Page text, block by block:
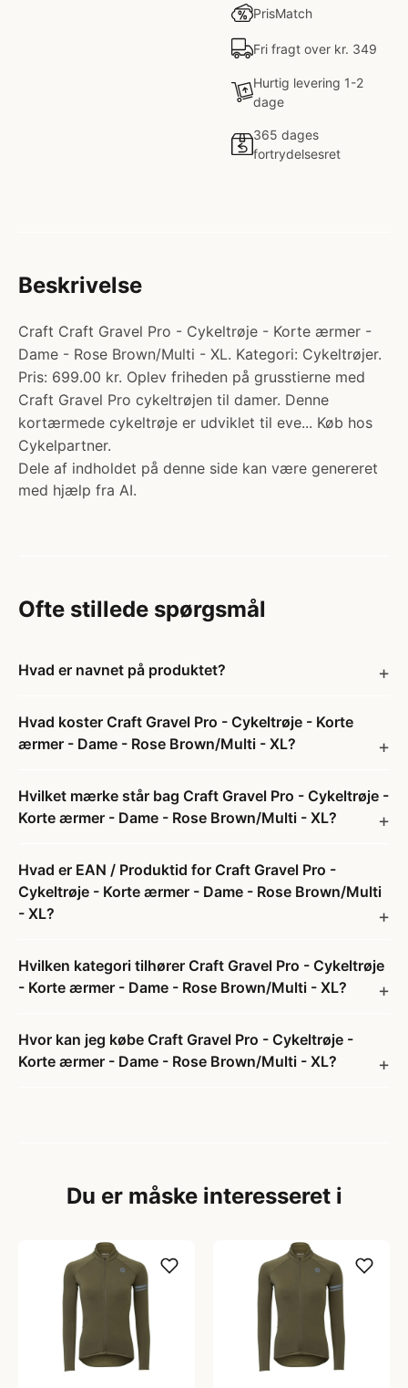
PrisMatch
Fri fragt over kr. 349
Hurtig levering 1-2
dage
365 dages
fortrydelsesret
Beskrivelse
Craft Craft Gravel Pro - Cykeltrøje - Korte ærmer -
Dame - Rose Brown/Multi - XL. Kategori: Cykeltrøjer.
Pris: 699.00 kr. Oplev friheden på grusstierne med
Craft Gravel Pro cykeltrøjen til damer. Denne
kortærmede cykeltrøje er udviklet til eve... Køb hos
Cykelpartner.
Dele af indholdet på denne side kan være genereret
med hjælp fra AI.
Ofte stillede spørgsmål
Hvad er navnet på produktet?
Hvad koster Craft Gravel Pro - Cykeltrøje - Korte
ærmer - Dame - Rose Brown/Multi - XL?
Hvilket mærke står bag Craft Gravel Pro - Cykeltrøje -
Korte ærmer - Dame - Rose Brown/Multi - XL?
Hvad er EAN / Produktid for Craft Gravel Pro -
Cykeltrøje - Korte ærmer - Dame - Rose Brown/Multi
- XL?
Hvilken kategori tilhører Craft Gravel Pro - Cykeltrøje
- Korte ærmer - Dame - Rose Brown/Multi - XL?
Hvor kan jeg købe Craft Gravel Pro - Cykeltrøje -
Korte ærmer - Dame - Rose Brown/Multi - XL?
Du er måske interesseret i